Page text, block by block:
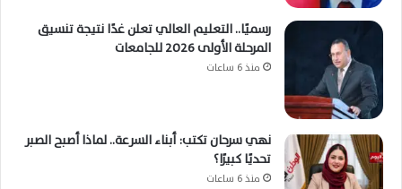
رسميًا.. التعليم العالي تعلن غدًا نتيجة تنسيق
المرحلة الأولى 2026 للجامعات
منذ 6 ساعات
نهي سرحان تكتب: أبناء السرعة.. لماذا أصبح الصبر
تحديًا كبيرًا؟
منذ 6 ساعات